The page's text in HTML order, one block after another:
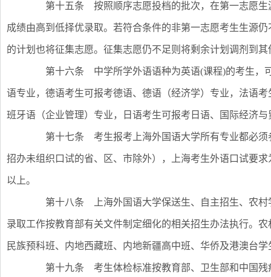
第十五条 按照顺序志愿投档的批次，在第一志愿生
成绩由高到低择优录取。若符合条件的非第一志愿考生生源
的计划也将征集志愿。征集志愿仍不足则将剩余计划调剂到
第十六条 中学所学外语语种为英语(课程)的考生，可
语专业，德语考生可报考德语、德语（经济学）专业，法语
班牙语（企业管理）专业，日语考生可报考日语、国际经济
第十七条 考生报考上海外国语大学所有专业都必须
招办未组织口试的省、区、市除外），上海考生外语口试要
以上。
第十八条 上海外国语大学保送生、自主招生、农村
录取工作按教育部有关文件制定细化的相关招生办法执行。
民族预科班、内地西藏班、内地新疆高中班、华侨及港澳台
第十九条 考生体检标准按教育部、卫生部和中国残